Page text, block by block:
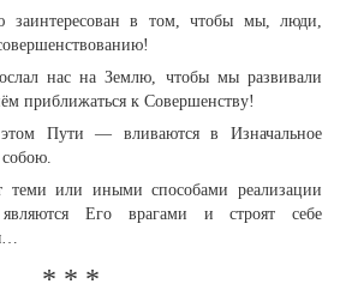
в том, чтобы мы, люди,
нас на Землю, чтобы мы развивали
приближаться к Совершенству!
Пути — вливаются в Изначальное
теми или иными способами реализации
Его врагами и строят себе
* * *